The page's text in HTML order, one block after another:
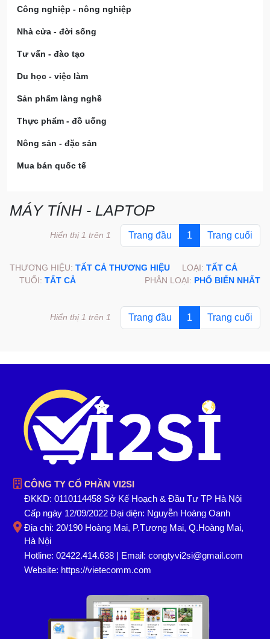
Công nghiệp - nông nghiệp
Nhà cửa - đời sống
Tư vấn - đào tạo
Du học - việc làm
Sản phẩm làng nghề
Thực phẩm - đồ uống
Nông sản - đặc sản
Mua bán quốc tế
MÁY TÍNH - LAPTOP
Trang đầu 1 Trang cuối
Hiển thị 1 trên 1
THƯƠNG HIỆU: TẤT CẢ THƯƠNG HIỆU LOẠI: TẤT CẢ
TUỔI: TẤT CẢ PHÂN LOẠI: PHỔ BIẾN NHẤT
Trang đầu 1 Trang cuối
Hiển thị 1 trên 1
CÔNG TY CỔ PHẦN VI2SI
ĐKKD: 0110114458 Sở Kế Hoạch & Đầu Tư TP Hà Nội
Cấp ngày 12/09/2022 Đại diện: Nguyễn Hoàng Oanh
Địa chỉ: 20/190 Hoàng Mai, P.Tương Mai, Q.Hoàng Mai,
Hà Nội
Hotline: 02422.414.638 | Email: congtyvi2si@gmail.com
Website: https://vietecomm.com